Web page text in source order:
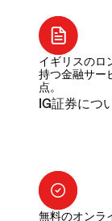
イギリスのロ
持つ金融サー
点。
無料のオンラ